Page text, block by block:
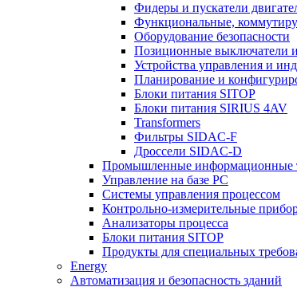
Фидеры и пускатели
Функциональные,
Оборудование безопасности
Позиционные выключатели и
Устройства управления и
Планирование и
Блоки питания SITOP
Блоки питания SIRIUS 4AV
Transformers
Фильтры SIDAC-F
Дроссели SIDAC-D
Промышленные информационные
Управление на базе РС
Системы управления процессом
Контрольно-измерительные
Анализаторы процесса
Блоки питания SITOP
Продукты для специальных
Energy
Автоматизация и безопасность зданий